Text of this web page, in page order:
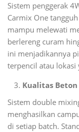
Sistem penggerak
Carmix One
mampu melewati
berlereng curam
ini menjadikannya
terpencil atau lokasi
Kualitas
Sistem double
menghasilkan
di setiap batch.